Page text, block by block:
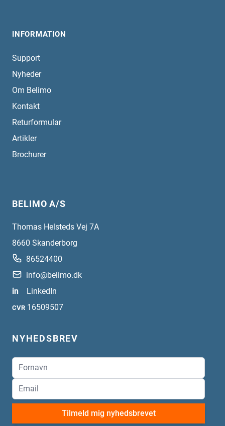
INFORMATION
Support
Nyheder
Om Belimo
Kontakt
Returformular
Artikler
Brochurer
BELIMO A/S
Thomas Helsteds Vej 7A
8660 Skanderborg
86524400
info@belimo.dk
in
LinkedIn
CVR 16509507
NYHEDSBREV
Tilmeld mig nyhedsbrevet